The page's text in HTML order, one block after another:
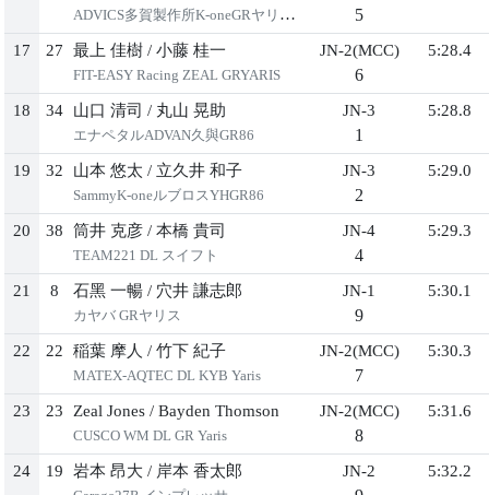
ADVICS多賀製作所K-oneGRヤリスDL 5
17 27 最上 佳樹 / ⼩藤 桂⼀
FIT-EASY Racing ZEAL GRYARIS
JN-2(MCC)
6
5:28.4
18 34 ⼭⼝ 清司 / 丸⼭ 晃助
エナペタルADVAN久與GR86
JN-3
1
5:28.8
19 32 ⼭本 悠太 / ⽴久井 和⼦
SammyK-oneルブロスYHGR86
JN-3
2
5:29.0
20 38 筒井 克彦 / 本橋 貴司
TEAM221 DL スイフト
JN-4
4
5:29.3
21 8 ⽯⿊ ⼀暢 / ⽳井 謙志郎
カヤバ GRヤリス
JN-1
9
5:30.1
22 22 稲葉 摩⼈ / ⽵下 紀⼦
MATEX-AQTEC DL KYB Yaris
JN-2(MCC)
7
5:30.3
23 23 Zeal Jones / Bayden Thomson
CUSCO WM DL GR Yaris
JN-2(MCC)
8
5:31.6
24 19 岩本 昂⼤ / 岸本 ⾹太郎 JN-2 5:32.2